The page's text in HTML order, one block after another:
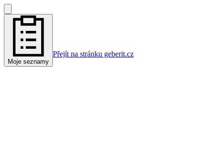
Moje seznamy
Přejít na stránku geberit.cz